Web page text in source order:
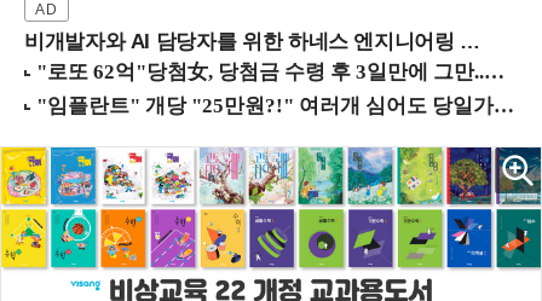
비개발자와 AI 담당자를 위한 하네스 엔지니어링 입문과정 (8/20 신논현역)